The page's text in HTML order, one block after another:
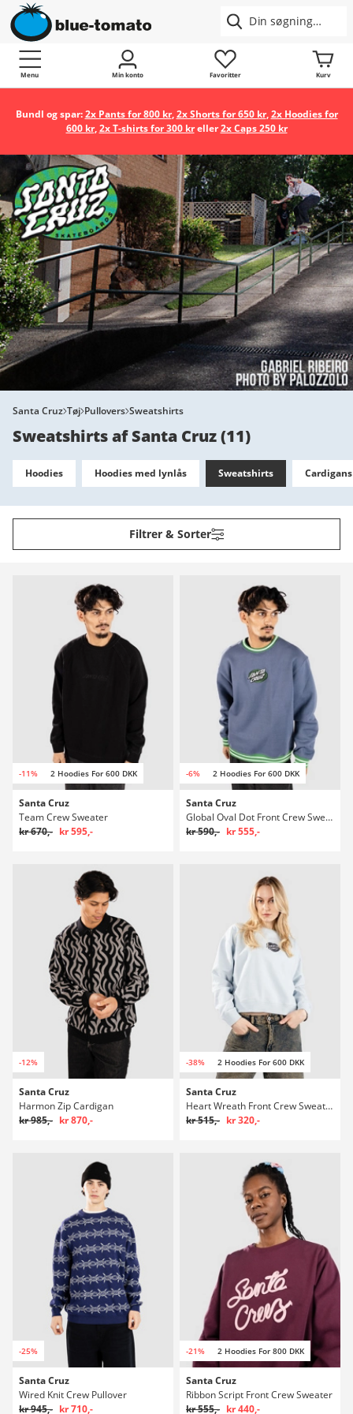
Menu Min konto Favoritter Kurv
Bundl og spar:2x Pants for 800 kr,2x Shorts for 650 kr,2x Hoodies for
600 kr,2x T-shirts for 300 kreller2x Caps 250 kr
Santa Cruz Tøj Pullovers Sweatshirts
Sweatshirts af Santa Cruz(11)
Hoodies Hoodies med lynlås Sweatshirts
Filtrer & Sorter
-11% 2 Hoodies For 600 DKK
Santa Cruz
Team Crew Sweater
kr 670,- kr 595,-
-6% 2 Hoodies For 600 DKK
Santa Cruz
Global Oval Dot Front Crew Sweater
kr 590,- kr 555,-
-12%
Santa Cruz
Harmon Zip Cardigan
kr 985,- kr 870,-
-38% 2 Hoodies For 600 DKK
Santa Cruz
Heart Wreath Front Crew Sweater
kr 515,- kr 320,-
-25%
Santa Cruz
Wired Knit Crew Pullover
kr 945,- kr 710,-
-21% 2 Hoodies For 800 DKK
Santa Cruz
Ribbon Script Front Crew Sweater
kr 555,- kr 440,-